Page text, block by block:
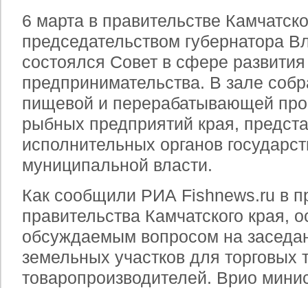
6 марта в правительстве
председательством губернатора
состоялся Совет в сфере
предпринимательства. В зале
пищевой и перерабатывающей
рыбных предприятий края,
исполнительных органов
муниципальной власти.
Как сообщили РИА Fishnews.ru в
правительства Камчатского края,
обсуждаемым вопросом на
земельных участков для торговых
товаропроизводителей. Врио